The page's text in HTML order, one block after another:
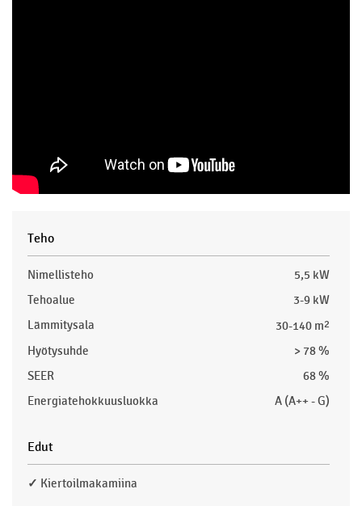
Teho
Nimellisteho
5,5 kW
Tehoalue
3-9 kW
Lämmitysala
30-140 m2
Hyötysuhde
> 78 %
SEER
68 %
Energiatehokkuusluokka
A (A++ - G)
Edut
✓ Kiertoilmakamiina